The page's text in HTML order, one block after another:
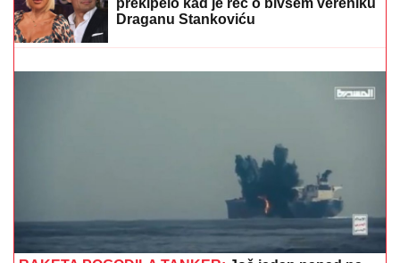
Pevačica doživela jezivo zlostavljanje, o traumi samo
jednom govorila: "Ceo dan sam bila zaključana"
ŠTA ĆE REĆI NAVIJAČI?
Poznato gde
će nastaviti karijeru!